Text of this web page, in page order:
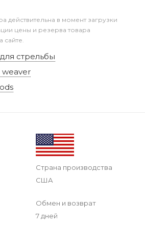
действительна в момент загрузки
цены и резерва товара
стрельбы
Страна производства
США
Обмен и возврат
7 дней